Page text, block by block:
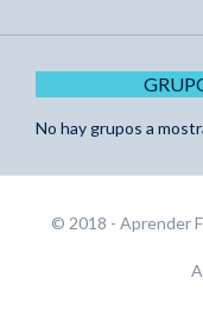
No hay grupos a
© 2018 - Aprender